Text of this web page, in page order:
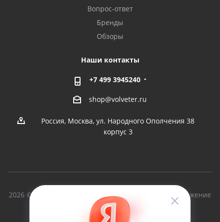
Вопрос-ответ
Бренды
Обзоры
Наши контакты
+7 499 3945240
shop@volveter.ru
Россия, Москва, ул. Народного Ополчения 38
корпус 3
2026 © Вольный Ветер - производство судов и снаряжение
для туризма с 1997г.